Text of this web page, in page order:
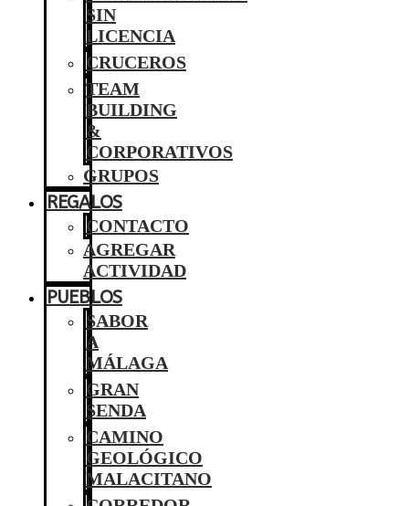
SIN
LICENCIA
CRUCEROS
TEAM
BUILDING
&
CORPORATIVOS
GRUPOS
REGALOS
CONTACTO
AGREGAR
ACTIVIDAD
PUEBLOS
SABOR
A
MÁLAGA
GRAN
SENDA
CAMINO
GEOLÓGICO
MALACITANO